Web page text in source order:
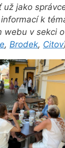
jako
k
webu v sekci o
, Brodek, Citov